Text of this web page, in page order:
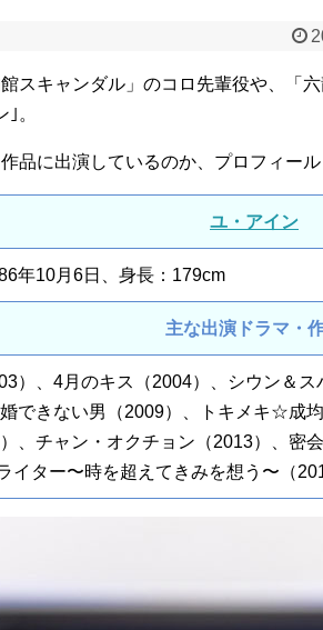
館スキャンダル」のコロ先輩役や、「
。
品に出演しているのか、プロフィー
ユ・アイン
年10月6日、身長：179cm
主な出演ドラマ・
）、4月のキス（2004）、シウン＆
婚できない男（2009）、トキメキ☆成
、チャン・オクチョン（2013）、密会
イター〜時を超えてきみを想う〜（